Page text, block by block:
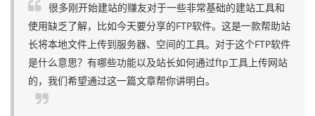
很多刚开始建站的赚友对于一些非常基础的建站工具和
使用缺乏了解，比如今天要分享的FTP软件。这是一款帮助站
长将本地文件上传到服务器、空间的工具。对于这个FTP软件
是什么意思？有哪些功能以及站长如何通过ftp工具上传网站
的，我们希望通过这一篇文章帮你讲明白。